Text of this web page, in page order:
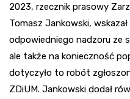
2023, rzecznik prasowy
Tomasz Jankowski,
odpowiedniego nadzoru ze
ale także na konieczność
dotyczyło to robót
ZDiUM. Jankowski dodał